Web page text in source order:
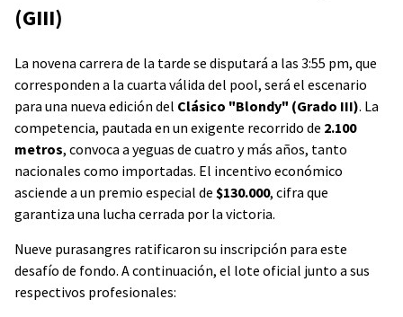
(GIII)
La novena carrera de la tarde se disputará a las 3:55 pm, que
corresponden a la cuarta válida del pool, será el escenario
para una nueva edición del Clásico "Blondy" (Grado III). La
competencia, pautada en un exigente recorrido de 2.100
metros, convoca a yeguas de cuatro y más años, tanto
nacionales como importadas. El incentivo económico
asciende a un premio especial de $130.000, cifra que
garantiza una lucha cerrada por la victoria.
Nueve purasangres ratificaron su inscripción para este
desafío de fondo. A continuación, el lote oficial junto a sus
respectivos profesionales: